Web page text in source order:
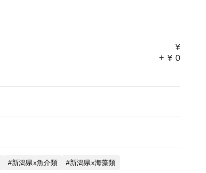
¥
+ ¥ 0
新潟県x魚介類
新潟県x海藻類